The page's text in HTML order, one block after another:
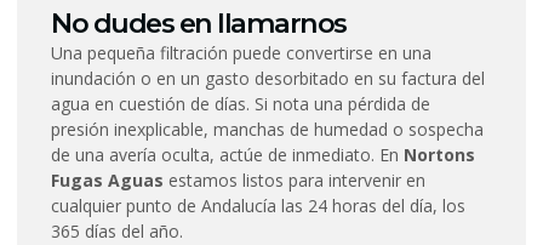
No dudes en llamarnos
Una pequeña filtración puede convertirse en una
inundación o en un gasto desorbitado en su factura del
agua en cuestión de días. Si nota una pérdida de
presión inexplicable, manchas de humedad o sospecha
de una avería oculta, actúe de inmediato. En Nortons
Fugas Aguas estamos listos para intervenir en
cualquier punto de Andalucía las 24 horas del día, los
365 días del año.